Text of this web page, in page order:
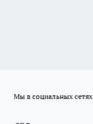
Мы в социальных сетях